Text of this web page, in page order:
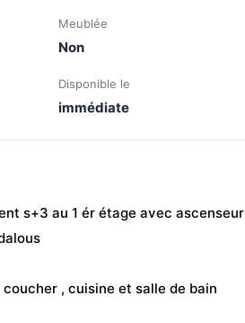
Meublée
Non
Disponible le
immédiate
s+3 au 1 ér étage avec ascenseur
, cuisine et salle de bain